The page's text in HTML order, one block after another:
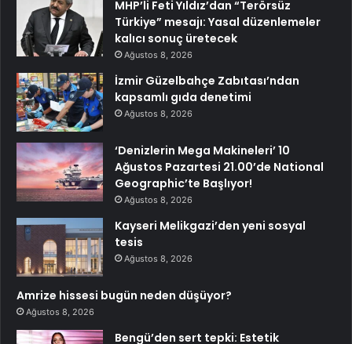
MHP’li Feti Yıldız’dan “Terörsüz
Türkiye” mesajı: Yasal düzenlemeler
kalıcı sonuç üretecek
Ağustos 8, 2026
İzmir Güzelbahçe Zabıtası’ndan
kapsamlı gıda denetimi
Ağustos 8, 2026
‘Denizlerin Mega Makineleri’ 10
Ağustos Pazartesi 21.00’de National
Geographic’te Başlıyor!
Ağustos 8, 2026
Kayseri Melikgazi’den yeni sosyal
tesis
Ağustos 8, 2026
Amrize hissesi bugün neden düşüyor?
Ağustos 8, 2026
Bengü’den sert tepki: Estetik